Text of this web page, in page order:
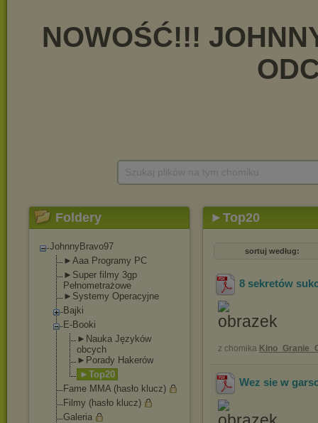
Foldery
JohnnyBravo97
►Aaa Programy PC
►Super filmy 3gp
Pełnometrażowe
►Systemy Operacyjne
Bajki
E-Booki
►Nauka Języków
obcych
►Porady Hakerów
►Top20
Fame MMA (hasło klucz)
Filmy (hasło klucz)
Galeria
►Top20
sortuj według:
8 sekretów
z chomika
Wez sie w